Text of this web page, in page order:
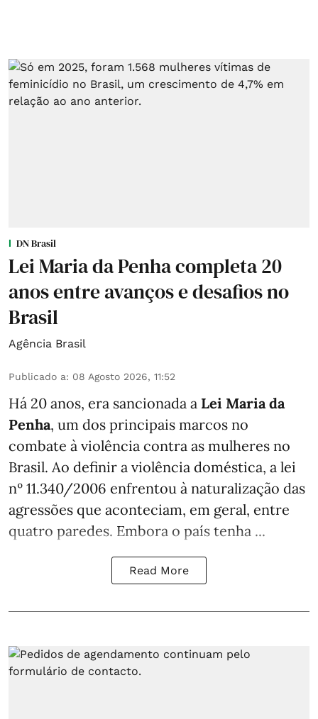
DN Brasil
Lei Maria da Penha completa 20
anos entre avanços e desafios no
Brasil
Agência Brasil
Publicado a: 08 Agosto 2026, 11:52
Há 20 anos, era sancionada a Lei Maria da
Penha, um dos principais marcos no
combate à violência contra as mulheres no
Brasil. Ao definir a violência doméstica, a lei
nº 11.340/2006 enfrentou à naturalização das
agressões que aconteciam, em geral, entre
quatro paredes. Embora o país tenha ...
Read More